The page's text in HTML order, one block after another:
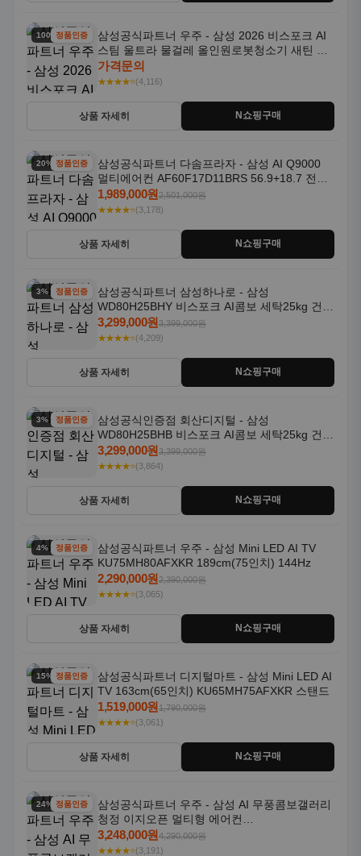
100% 할인
정품인증
삼성공식파트너 우주 - 삼성 2026 비스포크 AI
스팀 울트라 물걸레 올인원로봇청소기 새틴 차
콜 AAH
가격문의
★★★★⭐(4,116)
상품 자세히 N쇼핑구매
20% 할인정품인증
삼성공식파트너 다솜프라자 - 삼성 AI Q9000
멀티에어컨 AF60F17D11BRS 56.9+18.7 전국
기본설치포함
1,989,000원2,501,000원
★★★★⭐(3,178)
상품 자세히 N쇼핑구매
3% 할인정품인증
삼성공식파트너 삼성하나로 - 삼성
WD80H25BHY 비스포크 AI콤보 세탁25kg 건조
18kg 26년형 일체형 1등급
3,299,000원3,399,000원
★★★★⭐(4,209)
상품 자세히 N쇼핑구매
3% 할인정품인증
삼성공식인증점 회산디지털 - 삼성
WD80H25BHB 비스포크 AI콤보 세탁25kg 건조
18kg 26년형 일체형 1등급
3,299,000원3,399,000원
★★★★⭐(3,864)
상품 자세히 N쇼핑구매
4% 할인정품인증
삼성공식파트너 우주 - 삼성 Mini LED AI TV
KU75MH80AFXKR 189cm(75인치) 144Hz
2,290,000원2,390,000원
★★★★⭐(3,065)
상품 자세히 N쇼핑구매
15% 할인정품인증
삼성공식파트너 디지털마트 - 삼성 Mini LED AI
TV 163cm(65인치) KU65MH75AFXKR 스탠드
1,519,000원1,790,000원
★★★★⭐(3,061)
상품 자세히 N쇼핑구매
24% 할인정품인증
삼성공식파트너 우주 - 삼성 AI 무풍콤보갤러리
청정 이지오픈 멀티형 에어컨
AF80F17D22WRS 기본설치포함
3,248,000원4,290,000원
★★★★⭐(3,191)